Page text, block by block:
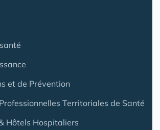
et de Prévention
Territoriales de Santé
Hôtels Hospitaliers